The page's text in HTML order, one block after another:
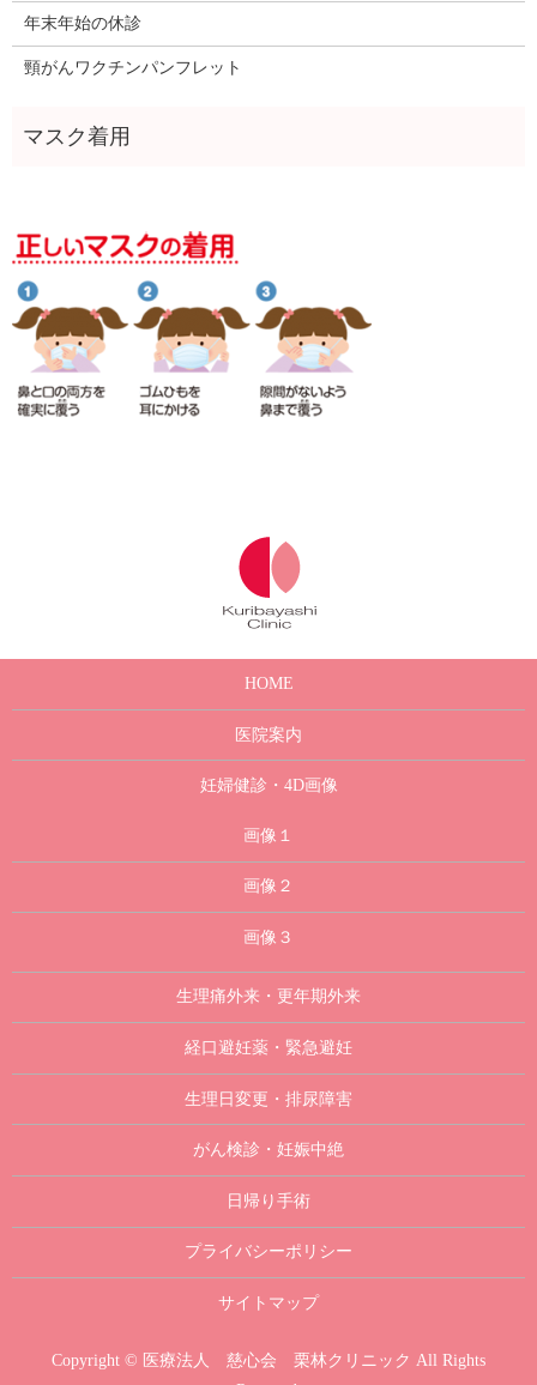
年末年始の休診
頸がんワクチンパンフレット
HOME
医院案内
妊婦健診・4D画像
画像１
画像２
画像３
生理痛外来・更年期外来
経口避妊薬・緊急避妊
生理日変更・排尿障害
がん検診・妊娠中絶
日帰り手術
プライバシーポリシー
サイトマップ
Copyright © 医療法人 慈心会 栗林クリニック All Rights